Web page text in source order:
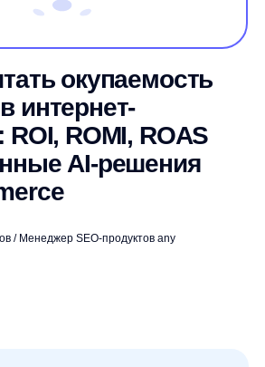
окупаемость
ROMI, ROAS
AI-решения
SEO-продуктов any
показатели соей